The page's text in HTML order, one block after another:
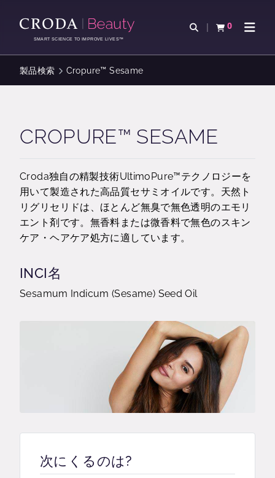
ン
を
ー
ス
SMART SCIENCE TO IMPROVE LIVES™
検索を開く
0
カートを確認す
ナビ
製品検索 Cropure™ Sesame
CROPURE™ SESAME
Croda独自の精製技術UltimoPure™テクノロジーを
用いて製造された高品質セサミオイルです。天然ト
リグリセリドは、ほとんど無臭で無色透明のエモリ
エント剤です。無香料または微香料で無色のスキン
ケア・ヘアケア処方に適しています。
INCI名
Sesamum Indicum (Sesame) Seed Oil
次にくるのは?